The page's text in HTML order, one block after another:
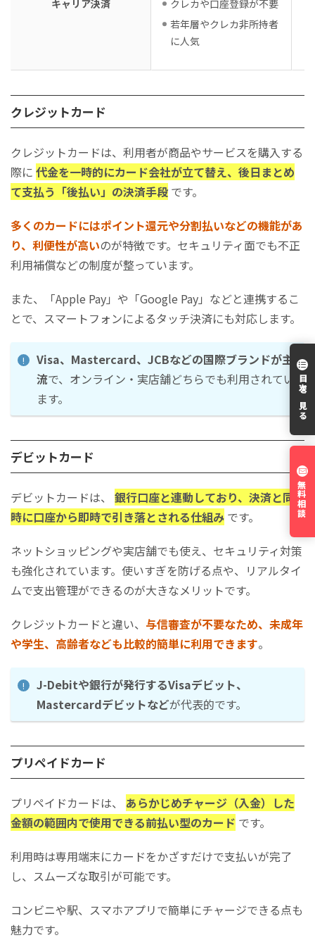
目次を見る
キャリア決済
クレカや口座登録が不要
若年層やクレカ非所持者
に人気
クレジットカード
クレジットカードは、利用者が商品やサービスを購入する
際に 代金を一時的にカード会社が立て替え、後日まとめ
て支払う「後払い」の決済手段 です。
多くのカードにはポイント還元や分割払いなどの機能があ
り、利便性が高いのが特徴です。セキュリティ面でも不正
利用補償などの制度が整っています。
また、「Apple Pay」や「Google Pay」などと連携するこ
とで、スマートフォンによるタッチ決済にも対応します。
Visa、Mastercard、JCBなどの国際ブランドが主
流で、オンライン・実店舗どちらでも利用されてい
ます。
デビットカード
デビットカードは、 銀行口座と連動しており、決済と同
時に口座から即時で引き落とされる仕組み です。
ネットショッピングや実店舗でも使え、セキュリティ対策
も強化されています。使いすぎを防げる点や、リアルタイ
ムで支出管理ができるのが大きなメリットです。
クレジットカードと違い、 与信審査が不要なため、未成年
や学生、高齢者なども比較的簡単に利用できます。
J-Debitや銀行が発行するVisaデビット、
Mastercardデビットなどが代表的です。
プリペイドカード
プリペイドカードは、 あらかじめチャージ（入金）した
金額の範囲内で使用できる前払い型のカード です。
利用時は専用端末にカードをかざすだけで支払いが完了
し、スムーズな取引が可能です。
コンビニや駅、スマホアプリで簡単にチャージできる点も
魅力です。
無料相談